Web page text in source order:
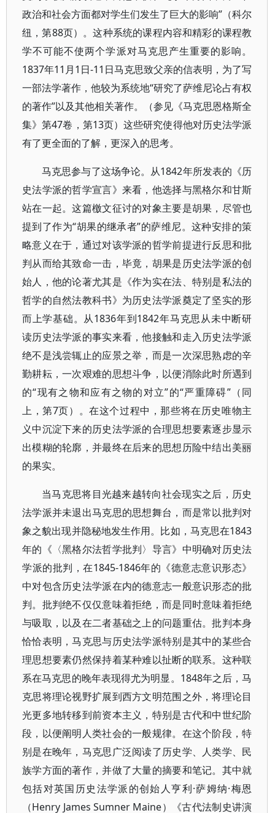
政治和社会方面都对学生们发生了巨大的影响”（科尔
纽，第88页）。这种系统的课程内容和精彩的课程教
学不可能不使两个学派对马克思产生重要的影响。
1837年11月1日-11日马克思致父亲的信表明，为了写
一部法学著作，他较为系统地“研究了萨维尼论占有权
的著作”以及其他相关著作。（参见《马克思恩格斯全
集》第47卷，第13页）这些研究使得他对历史法学派
有了更全面的了解，更深入的思考。
马克思参与了这场争论。从1842年所发表的《历
史法学派的哲学宣言》来看，他选择与黑格尔和甘斯
站在一起。这篇檄文征讨的对象主要是胡果，尽管也
提到了作为“胡果的继承者”的萨维尼。这种安排的策
略意义在于，通过对该学派的哲学前提进行反思和批
判从而给其致命一击，毕竟，胡果是历史法学派的创
始人，他的论著尤其是《作为实在法、特别是私法的
哲学的自然法教科书》为历史法学派奠定了坚实的形
而上学基础。从1836年到1842年马克思从未中断研
读历史法学派的事实来看，他接触和走入历史法学派
绝不是浅尝辄止的应景之举，而是一次深思熟虑的辛
勤耕耘，一次艰难的思想斗争，以便消除此时所遇到
的“现有之物和应有之物的对立”的“严重障碍”（同
上，第7页）。在这个过程中，那些将在历史唯物主
义中沉淀下来的历史法学派的合理思想要素逐步显示
出模糊的轮廓，并最终在后来的思想历险中结出美丽
的果实。
当马克思将目光越来越转向社会现实之后，历史
法学派并未退出马克思的思想舞台，而是常以批判对
象之貌出现并隐秘地发生作用。比如，马克思在1843
年的《〈黑格尔法哲学批判〉导言》中明确对历史法
学派的批判，在1845-1846年的《德意志意识形态》
中对包含历史法学派在内的德意志一般意识形态的批
判。批判绝不仅仅意味着拒绝，而是同时意味着拒绝
与吸取，以及在二者基础之上的问题重估。批判本身
恰恰表明，马克思与历史法学派特别是其中的某些合
理思想要素仍然保持着某种难以扯断的联系。这种联
系在马克思的晚年表现得尤为明显。1848年之后，马
克思将理论视野扩展到西方文明范围之外，将理论目
光更多地转移到前资本主义，特别是古代和中世纪阶
段，以便阐明人类社会的一般规律。在这个阶段，特
别是在晚年，马克思广泛阅读了历史学、人类学、民
族学方面的著作，并做了大量的摘要和笔记。其中就
包括对英国历史法学派的创始人亨利·萨姆纳·梅恩
（Henry James Sumner Maine）《古代法制史讲演